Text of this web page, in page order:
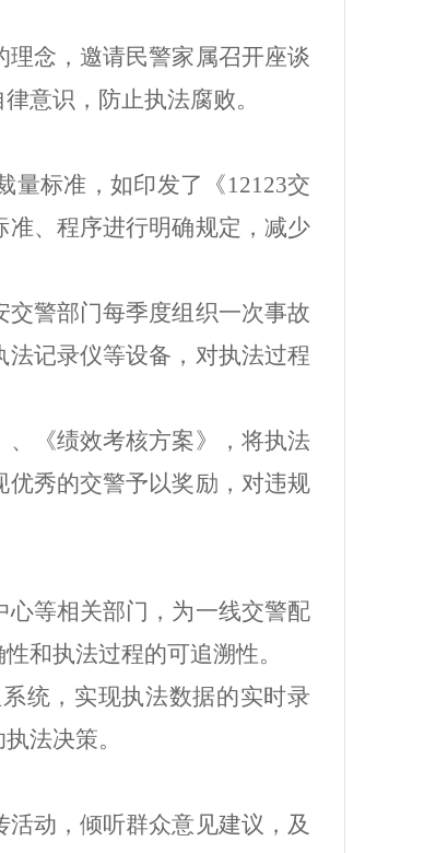
念，邀请民警家属召开座谈
意识，防止执法腐败。
量标准，如印发了《12123交
、程序进行明确规定，减少
警部门每季度组织一次事故
记录仪等设备，对执法过程
《绩效考核方案》，将执法
秀的交警予以奖励，对违规
等相关部门，为一线交警配
和执法过程的可追溯性。
统，实现执法数据的实时录
法决策。
动，倾听群众意见建议，及